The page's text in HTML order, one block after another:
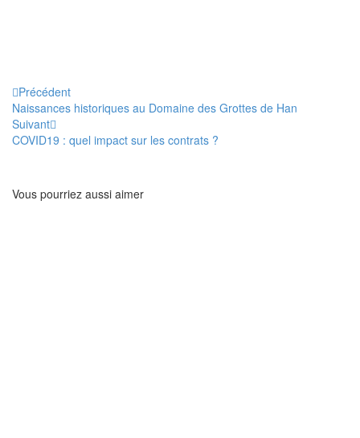
Précédent
Naissances historiques au Domaine des Grottes de Han
Suivant
COVID19 : quel impact sur les contrats ?
Vous pourriez aussi aimer